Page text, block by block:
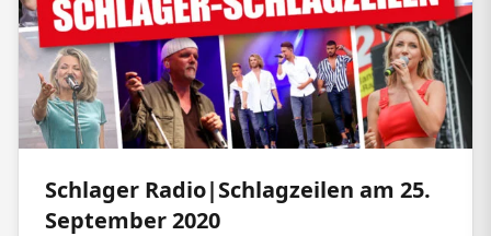
Schlager Radio|Schlagzeilen am 25.
September 2020